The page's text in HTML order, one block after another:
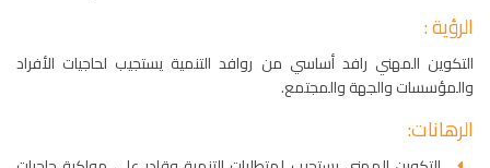
الرؤية :
التكوين المهني رافد أساسي من روافد التنمية يستجيب لحاجيات الأفراد
والمؤسسات والجهة والمجتمع.
الرهانات: